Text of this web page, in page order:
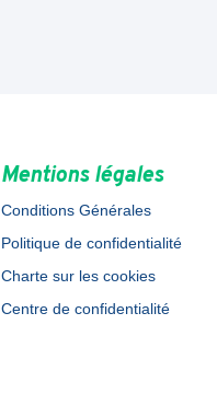
Mentions légales
Conditions Générales
Politique de confidentialité
Charte sur les cookies
Centre de confidentialité